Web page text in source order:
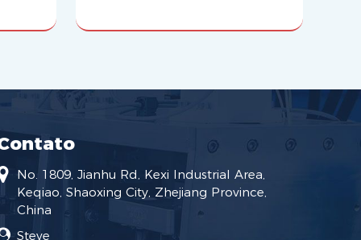
No. 1809, Jianhu Rd, Kexi Industrial Area,
Keqiao, Shaoxing City, Zhejiang Province,
China
Steve